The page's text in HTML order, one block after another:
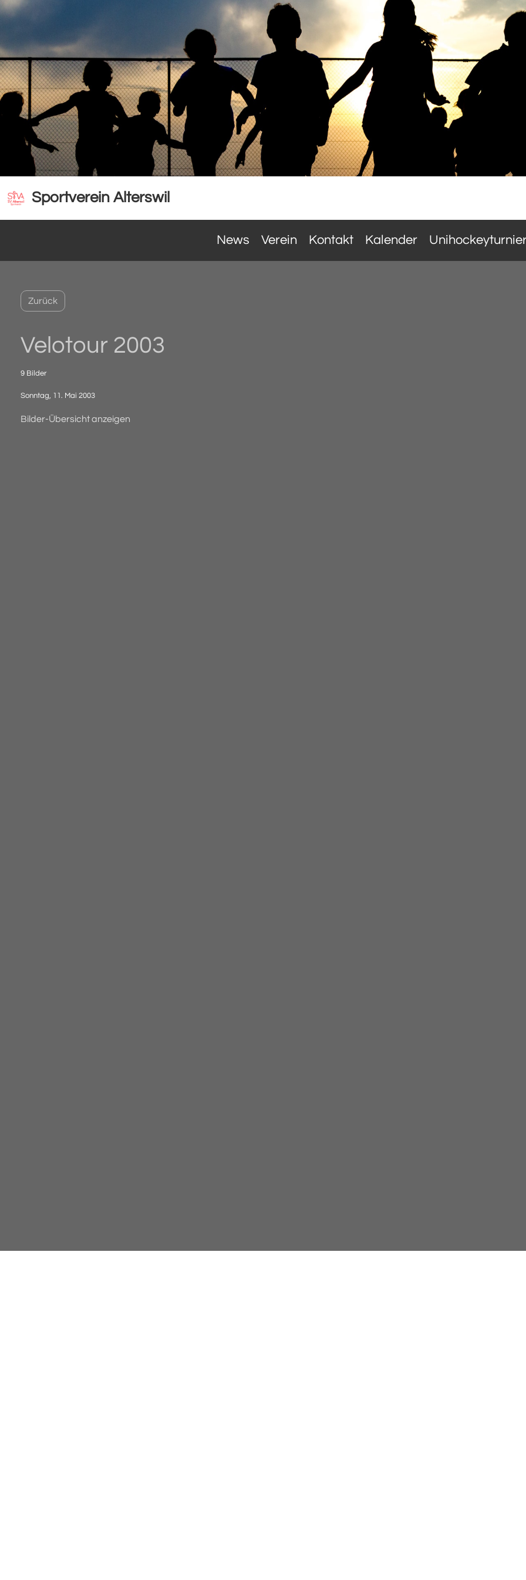
Sportverein Alterswil
News Verein Kontakt Kalender
Zurück
Velotour 2003
9 Bilder
Sonntag, 11. Mai 2003
Bilder-Übersicht anzeigen